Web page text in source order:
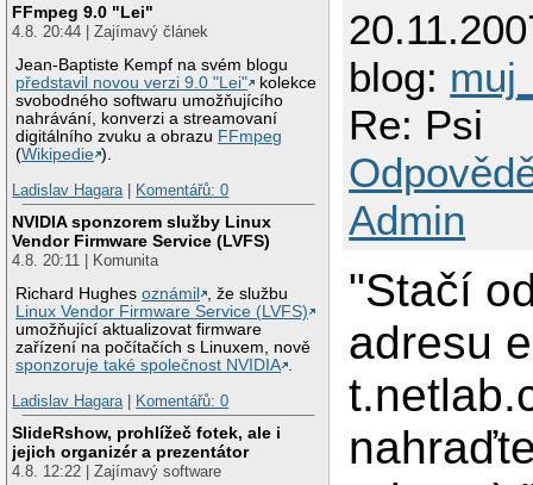
FFmpeg 9.0 "Lei"
4.8. 20:44 | Zajímavý článek
Jean-Baptiste Kempf na svém blogu
představil novou verzi 9.0 "Lei"
kolekce
svobodného softwaru umožňujícího
nahrávání, konverzi a streamovaní
digitálního zvuku a obrazu FFmpeg
(Wikipedie ).
Ladislav Hagara| Komentářů: 0
NVIDIA sponzorem služby Linux
Vendor Firmware Service (LVFS)
4.8. 20:11 | Komunita
Richard Hughesoznámil
, že službu
Linux Vendor Firmware Service (LVFS)
umožňující aktualizovat firmware
zařízení na počítačích s Linuxem, nově
sponzoruje také společnost NVIDIA .
Ladislav Hagara| Komentářů: 0
SlideRshow, prohlížeč fotek, ale i
jejich organizér a prezentátor
4.8. 12:22 | Zajímavý software
blog:
Re: Psi
Admin
"Stačí
adresu